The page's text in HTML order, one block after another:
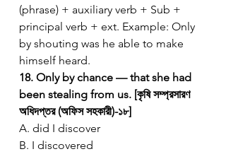
(phrase) + auxiliary verb + Sub +
principal verb + ext. Example: Only
by shouting was he able to make
himself heard.
18. Only by chance — that she had
been stealing from us. [কৃষি সম্প্রসারণ
অধিদপ্তর (অফিস সহকারী)-১৮]
A. did I discover
B. I discovered